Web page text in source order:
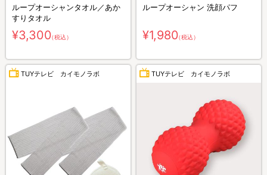
ループオーシャンタオル／あか
すりタオル
¥3,300（税込）
ループオーシャン 洗顔パフ
¥1,980（税込）
TUYテレビ カイモノラボ TUYテレビ カイモノラボ